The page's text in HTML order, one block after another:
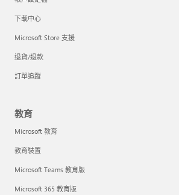
下載中心
Microsoft Store 支援
退貨/退款
訂單追蹤
教育
Microsoft 教育
教育裝置
Microsoft Teams 教育版
Microsoft 365 教育版